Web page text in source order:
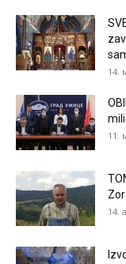
14.
11.
14.